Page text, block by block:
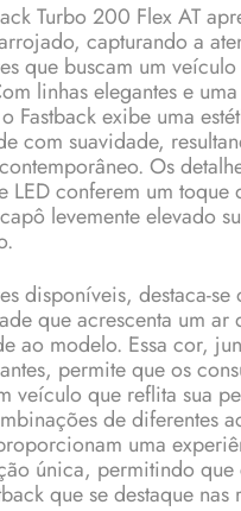
Turbo 200 Flex AT
capturando a
que buscam um veículo
linhas elegantes e
Fastback exibe uma
com suavidade,
Os
LED conferem um
levemente elevado
disponíveis, destaca-
que acrescenta um ar
ao modelo. Essa cor,
permite que os
veículo que reflita sua
de diferentes
uma
única, permitindo que
que se destaque nas